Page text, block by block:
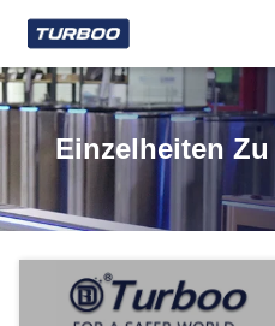
Einzelheiten